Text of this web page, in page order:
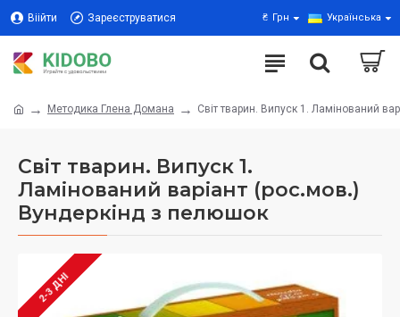
Віійти Зареєструватися ₴ Грн Українська
Методика Глена Домана Світ тварин. Випуск 1. Ламінований
Світ тварин. Випуск 1.
Ламінований варіант (рос.мов.)
Вундеркінд з пелюшок
2-3 ДНІ